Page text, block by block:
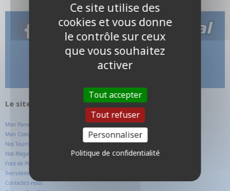
Le site internet UltraJeux.com
Mon Panier
Mon Compte Client
Nos Tournois
Nos Magasins
Frais de Ports
Recrutement
Contactez-nous
Ce site utilise des
cookies et vous donne
le contrôle sur ceux
que vous souhaitez
activer
Tout accepter
Tout refuser
Personnaliser
Politique de confidentialité